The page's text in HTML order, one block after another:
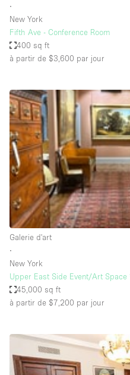
Atelier
Autre
Boutique / Magasin
Boutique en Partage
Bureaux
Camion / Fourgon
Commerce
Container
Entrepôt / Espace
Espace Atypique / Unique
Espace Publicitaire
Espace Événementiel
Kiosque / Stand / Corner
Lobby / Accueil
∙
New York
Fifth Ave - Conference Room
400 sq ft
à partir de $3,600 par jour
Galerie d'art
∙
New York
Upper East Side Event/Art
45,000 sq ft
à partir de $7,200 par jour